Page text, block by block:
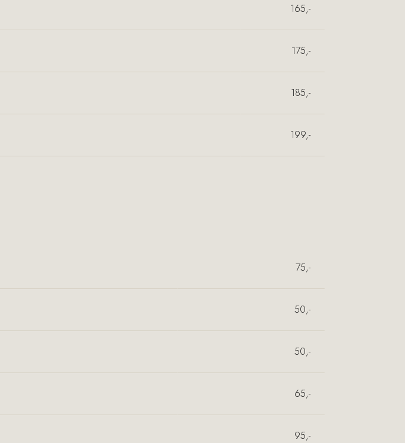
165,-
175,-
185,-
199,-
75,-
50,-
50,-
65,-
95,-